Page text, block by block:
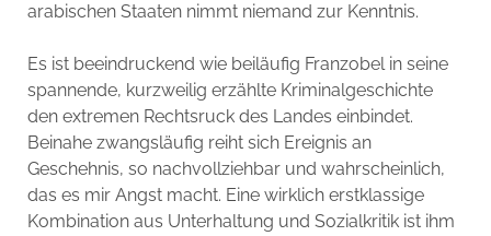
arabischen Staaten nimmt niemand zur Kenntnis.
Es ist beeindruckend wie beiläufig Franzobel in seine
spannende, kurzweilig erzählte Kriminalgeschichte
den extremen Rechtsruck des Landes einbindet.
Beinahe zwangsläufig reiht sich Ereignis an
Geschehnis, so nachvollziehbar und wahrscheinlich,
das es mir Angst macht. Eine wirklich erstklassige
Kombination aus Unterhaltung und Sozialkritik ist ihm